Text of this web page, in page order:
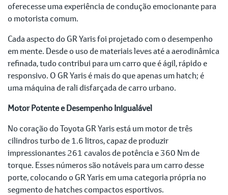
oferecesse uma experiência de condução emocionante para
o motorista comum.
Cada aspecto do GR Yaris foi projetado com o desempenho
em mente. Desde o uso de materiais leves até a aerodinâmica
refinada, tudo contribui para um carro que é ágil, rápido e
responsivo. O GR Yaris é mais do que apenas um hatch; é
uma máquina de rali disfarçada de carro urbano.
Motor Potente e Desempenho Inigualável
No coração do Toyota GR Yaris está um motor de três
cilindros turbo de 1.6 litros, capaz de produzir
impressionantes 261 cavalos de potência e 360 Nm de
torque. Esses números são notáveis para um carro desse
porte, colocando o GR Yaris em uma categoria própria no
segmento de hatches compactos esportivos.